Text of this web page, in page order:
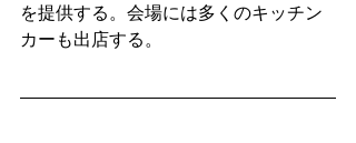
を提供する。会場には多くのキッチン
カーも出店する。